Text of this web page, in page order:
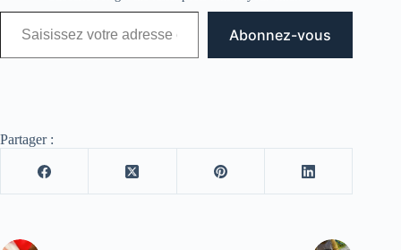
Saisissez votre adresse e-mail…
Abonnez-vous
Partager :